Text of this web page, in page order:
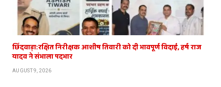
छिंदवाड़ा:रक्षित निरीक्षक आशीष तिवारी को दी भावपूर्ण विदाई, हर्ष राज
यादव ने संभाला पदभार
AUGUST 9, 2026